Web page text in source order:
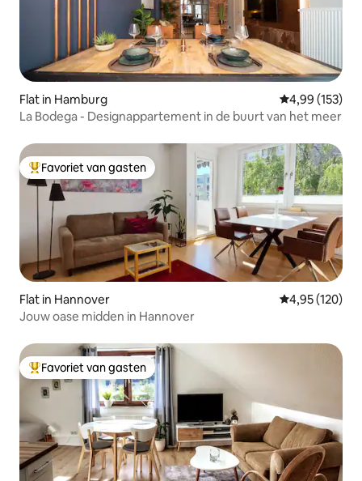
Flat in Hamburg Gemiddelde
4,99 (153)
La Bodega - Designappartement in de buurt van het meer
Topfavoriet van gasten
Favoriet van gasten
Flat in Hannover Gemiddelde
4,95 (120)
Jouw oase midden in Hannover
Topfavoriet van gasten
Favoriet van gasten